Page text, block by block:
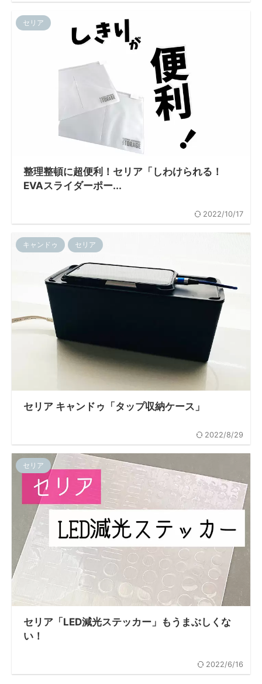
セリア
整理整頓に超便利！セリア「しわけられる！
EVAスライダーポー...
2022/10/17
キャンドゥ セリア
セリア キャンドゥ「タップ収納ケース」
2022/8/29
セリア
セリア「LED減光ステッカー」もうまぶしくな
い！
2022/6/16